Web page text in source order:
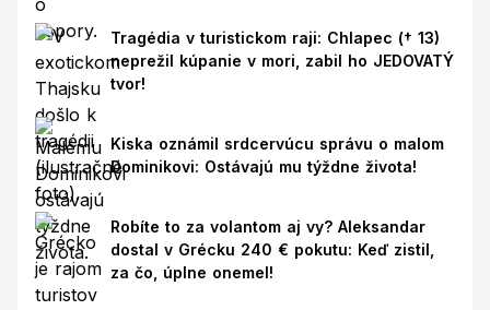
Tragédia v turistickom raji: Chlapec († 13)
neprežil kúpanie v mori, zabil ho JEDOVATÝ
tvor!
Kiska oznámil srdcervúcu správu o malom
Dominikovi: Ostávajú mu týždne života!
Robíte to za volantom aj vy? Aleksandar
dostal v Grécku 240 € pokutu: Keď zistil,
za čo, úplne onemel!